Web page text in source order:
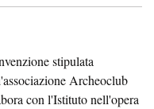
stipulata
Archeoclub
con l'Istituto nell'opera